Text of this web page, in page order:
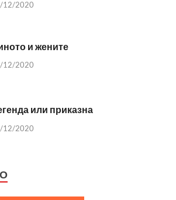
12/2020
и жените
12/2020
или приказна
12/2020